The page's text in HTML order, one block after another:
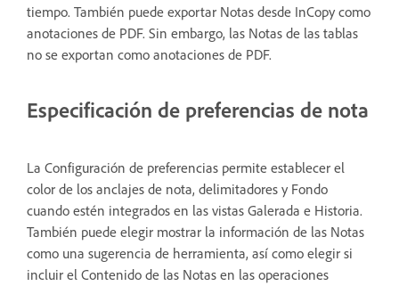
tiempo. También puede exportar Notas desde InCopy como
anotaciones de PDF. Sin embargo, las Notas de las tablas
no se exportan como anotaciones de PDF.
Especificación de preferencias de nota
La Configuración de preferencias permite establecer el
color de los anclajes de nota, delimitadores y Fondo
cuando estén integrados en las vistas Galerada e Historia.
También puede elegir mostrar la información de las Notas
como una sugerencia de herramienta, así como elegir si
incluir el Contenido de las Notas en las operaciones